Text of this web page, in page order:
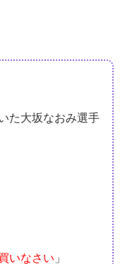
た大坂なおみ選手
いなさい 」